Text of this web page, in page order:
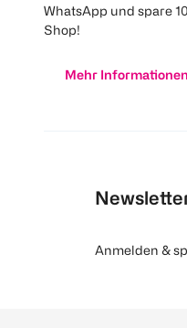
WhatsApp und spare
Shop!
Mehr Informationen
Anmelden &